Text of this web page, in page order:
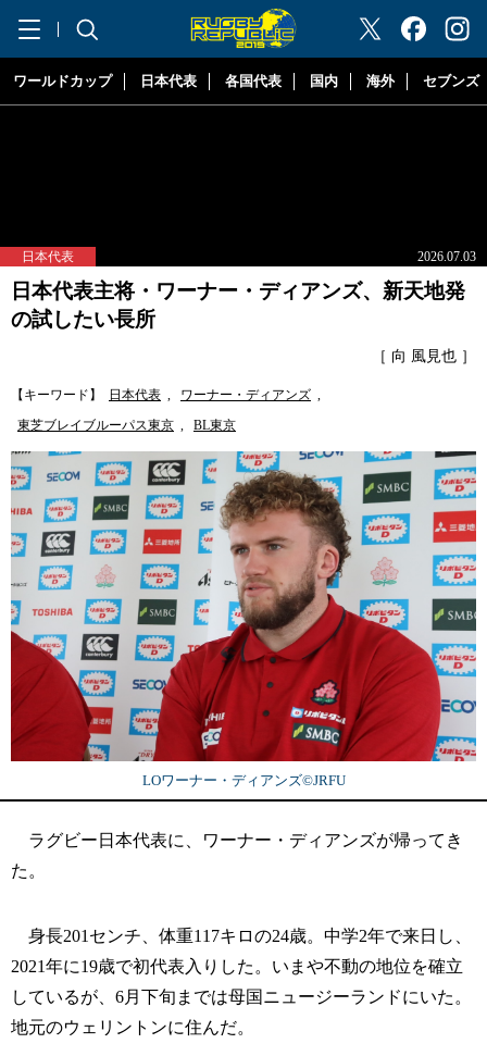
"ラグビーリパブリック"
ワールドカップ 日本代表 各国代表 国内 海外 セブンズ
日本代表 2026.07.03
日本代表主将・ワーナー・ディアンズ、新天地発
の試したい長所
［ 向 風見也 ］
【キーワード】 日本代表 , ワーナー・ディアンズ ,
東芝ブレイブルーパス東京 , BL東京
LOワーナー・ディアンズ©︎JRFU
ラグビー日本代表に、ワーナー・ディアンズが帰ってき
た。
身長201センチ、体重117キロの24歳。中学2年で来日し、
2021年に19歳で初代表入りした。いまや不動の地位を確立
しているが、6月下旬までは母国ニュージーランドにいた。
地元のウェリントンに住んだ。